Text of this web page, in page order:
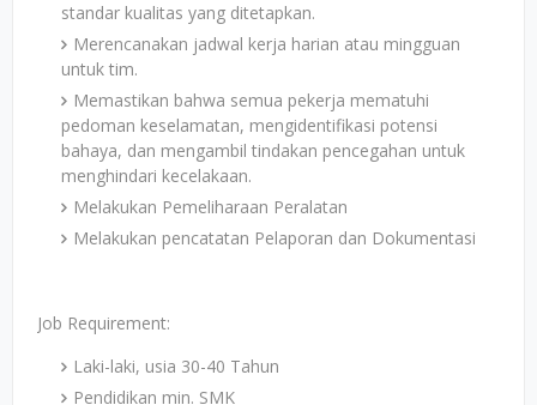
standar kualitas yang ditetapkan.
Merencanakan jadwal kerja harian atau mingguan
untuk tim.
Memastikan bahwa semua pekerja mematuhi
pedoman keselamatan, mengidentifikasi potensi
bahaya, dan mengambil tindakan pencegahan untuk
menghindari kecelakaan.
Melakukan Pemeliharaan Peralatan
Melakukan pencatatan Pelaporan dan Dokumentasi
Job Requirement:
Laki-laki, usia 30-40 Tahun
Pendidikan min. SMK